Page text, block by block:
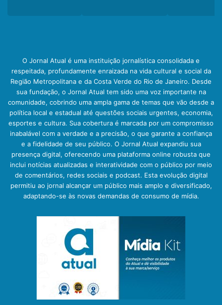
O Jornal Atual é uma instituição jornalística consolidada e
respeitada, profundamente enraizada na vida cultural e social da
Região Metropolitana e da Costa Verde do Rio de Janeiro. Desde
sua fundação, o Jornal Atual tem sido uma voz importante na
comunidade, cobrindo uma ampla gama de temas que vão desde a
política local e estadual até questões sociais urgentes, economia,
esportes e cultura. Sua cobertura é marcada por um compromisso
inabalável com a verdade e a precisão, o que garante a confiança
e a fidelidade de seu público. O Jornal Atual expandiu sua
presença digital, oferecendo uma plataforma online robusta que
inclui notícias atualizadas e interatividade com o público por meio
de comentários, redes sociais e podcast. Esta evolução digital
permitiu ao jornal alcançar um público mais amplo e diversificado,
adaptando-se às novas demandas de consumo de mídia.